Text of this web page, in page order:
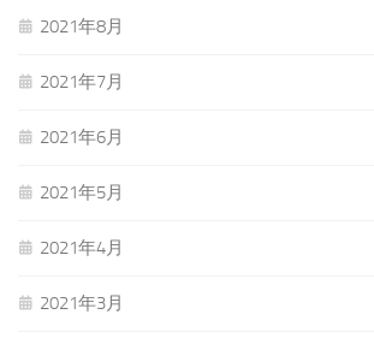
2021年8月
2021年7月
2021年6月
2021年5月
2021年4月
2021年3月